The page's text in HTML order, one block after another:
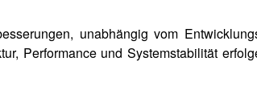
unabhängig vom
Performance und Systemstabilität